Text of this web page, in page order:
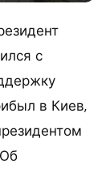
с
в Киев,